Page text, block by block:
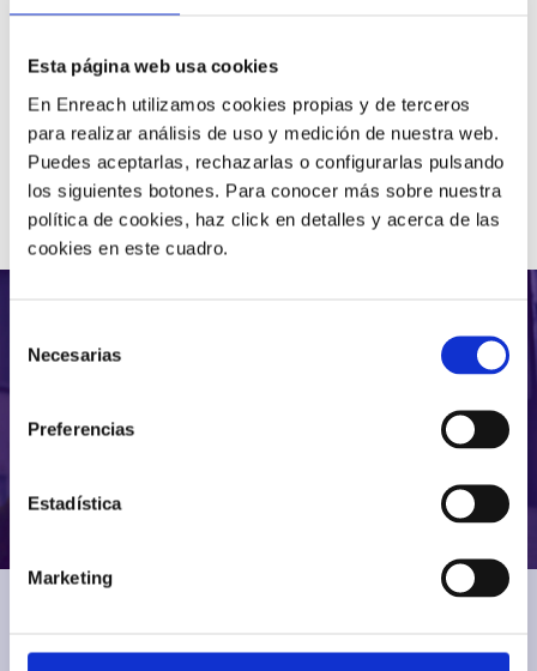
Esta página web usa cookies
En Enreach utilizamos cookies propias y de terceros
para realizar análisis de uso y medición de nuestra web.
Puedes aceptarlas, rechazarlas o configurarlas pulsando
los siguientes botones. Para conocer más sobre nuestra
política de cookies, haz click en detalles y acerca de las
cookies en este cuadro.
Necesarias
Preferencias
Estadística
Marketing